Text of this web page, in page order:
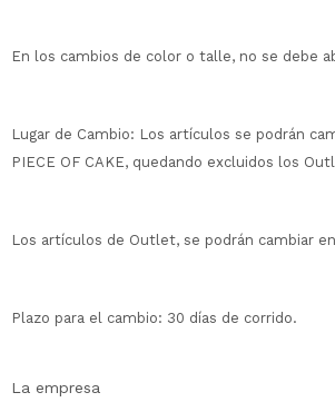
En los cambios de color o talle, no se debe
Lugar de Cambio: Los artículos se podrán
PIECE OF CAKE, quedando excluidos los
Los artículos de Outlet, se podrán cambiar
Plazo para el cambio: 30 días de corrido.
La empresa